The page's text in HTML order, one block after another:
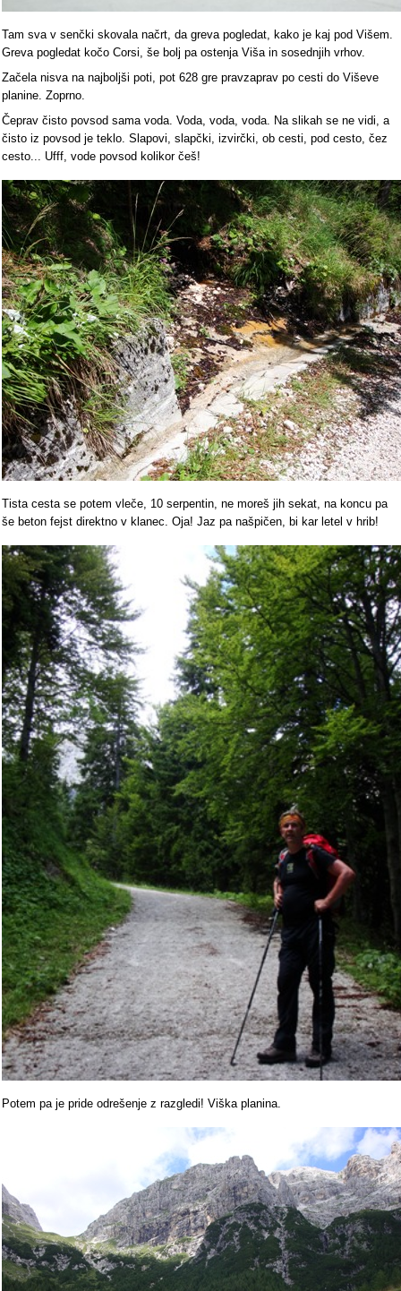
Tam sva v senčki skovala načrt, da greva pogledat, kako je kaj pod Višem.
Greva pogledat kočo Corsi, še bolj pa ostenja Viša in sosednjih vrhov.
Začela nisva na najboljši poti, pot 628 gre pravzaprav po cesti do Viševe
planine. Zoprno.
Čeprav čisto povsod sama voda. Voda, voda, voda. Na slikah se ne vidi, a
čisto iz povsod je teklo. Slapovi, slapčki, izvirčki, ob cesti, pod cesto, čez
cesto... Ufff, vode povsod kolikor češ!
Tista cesta se potem vleče, 10 serpentin, ne moreš jih sekat, na koncu pa
še beton fejst direktno v klanec. Oja! Jaz pa našpičen, bi kar letel v hrib!
Potem pa je pride odrešenje z razgledi! Viška planina.